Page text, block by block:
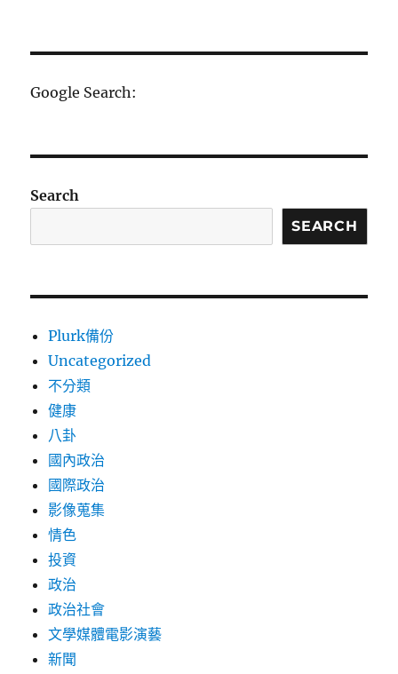
Google Search:
Search
SEARCH
Plurk備份
Uncategorized
不分類
健康
八卦
國內政治
國際政治
影像蒐集
情色
投資
政治
政治社會
文學媒體電影演藝
新聞